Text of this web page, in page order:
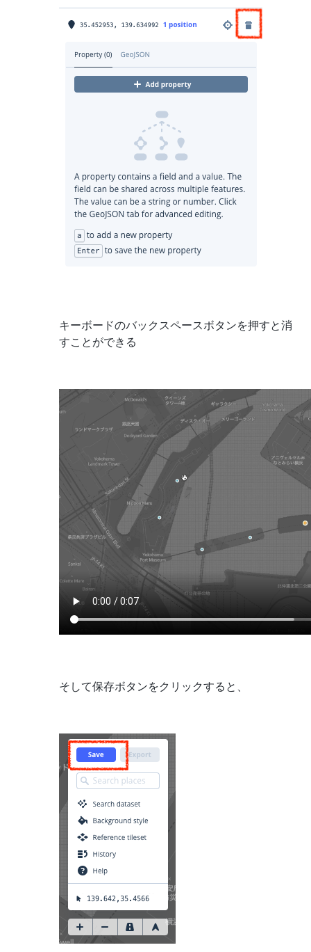
キーボードのバックスペースボタンを押すと消
すことができる
そして保存ボタンをクリックすると、